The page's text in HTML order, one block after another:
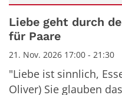
Datum: 21. November
Liebe geht durch
für Paare
21. Nov. 2026 17:00 - 21:30
"Liebe ist sinnlich,
Oliver) Sie glauben